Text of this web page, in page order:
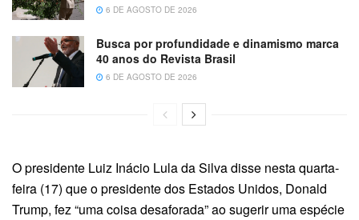
6 DE AGOSTO DE 2026
Busca por profundidade e dinamismo marca
40 anos do Revista Brasil
6 DE AGOSTO DE 2026
O presidente Luiz Inácio Lula da Silva disse nesta quarta-
feira (17) que o presidente dos Estados Unidos, Donald
Trump, fez “uma coisa desaforada” ao sugerir uma espécie